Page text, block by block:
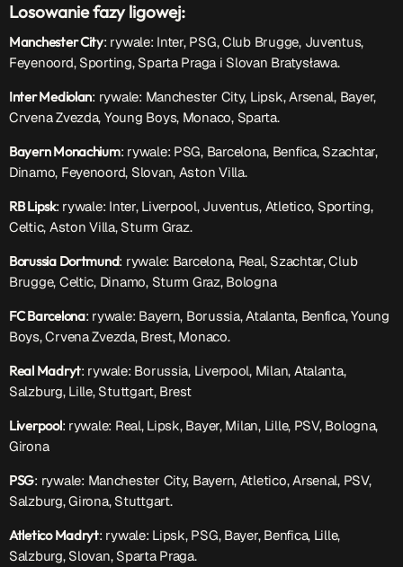
Losowanie fazy ligowej:
Manchester City: rywale: Inter, PSG, Club Brugge, Juventus,
Feyenoord, Sporting, Sparta Praga i Slovan Bratysława.
Inter Mediolan: rywale: Manchester City, Lipsk, Arsenal, Bayer,
Crvena Zvezda, Young Boys, Monaco, Sparta.
Bayern Monachium: rywale: PSG, Barcelona, Benfica, Szachtar,
Dinamo, Feyenoord, Slovan, Aston Villa.
RB Lipsk: rywale: Inter, Liverpool, Juventus, Atletico, Sporting,
Celtic, Aston Villa, Sturm Graz.
Borussia Dortmund: rywale: Barcelona, Real, Szachtar, Club
Brugge, Celtic, Dinamo, Sturm Graz, Bologna
FC Barcelona: rywale: Bayern, Borussia, Atalanta, Benfica, Young
Boys, Crvena Zvezda, Brest, Monaco.
Real Madryt: rywale: Borussia, Liverpool, Milan, Atalanta,
Salzburg, Lille, Stuttgart, Brest
Liverpool: rywale: Real, Lipsk, Bayer, Milan, Lille, PSV, Bologna,
Girona
PSG: rywale: Manchester City, Bayern, Atletico, Arsenal, PSV,
Salzburg, Girona, Stuttgart.
Atletico Madryt: rywale: Lipsk, PSG, Bayer, Benfica, Lille,
Salzburg, Slovan, Sparta Praga.